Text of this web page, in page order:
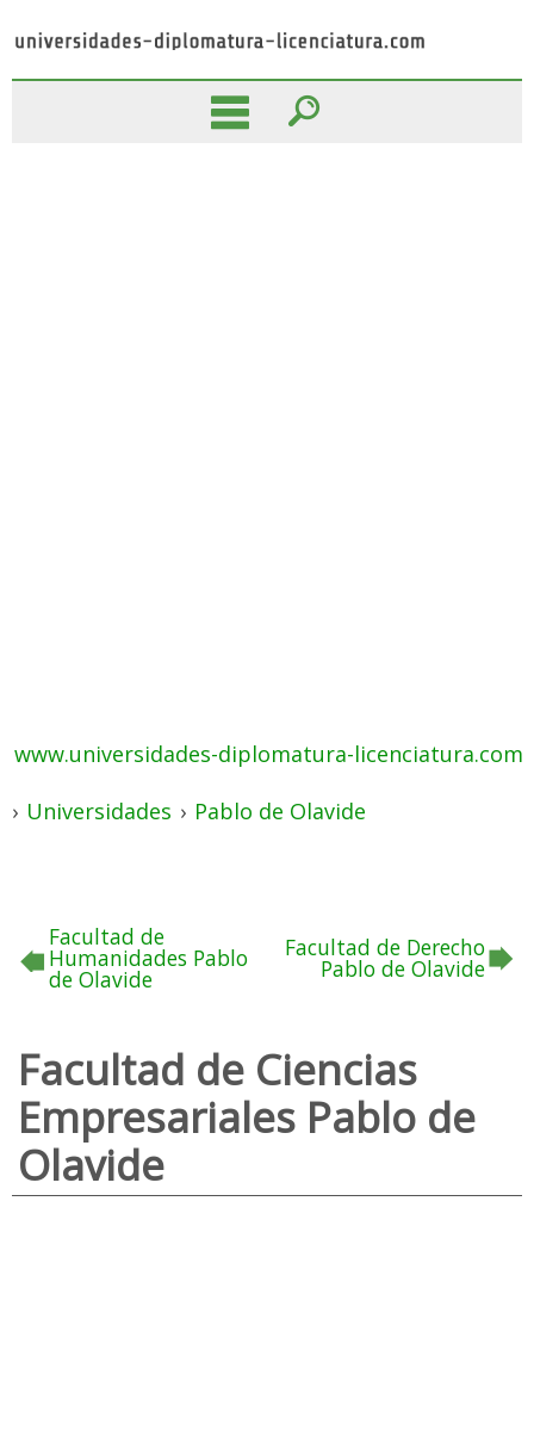
www.universidades-diplomatura-licenciatura.com
› Universidades › Pablo de Olavide
Facultad de
Humanidades Pablo
de Olavide
Facultad de Derecho
Pablo de Olavide
Facultad de Ciencias
Empresariales Pablo de
Olavide